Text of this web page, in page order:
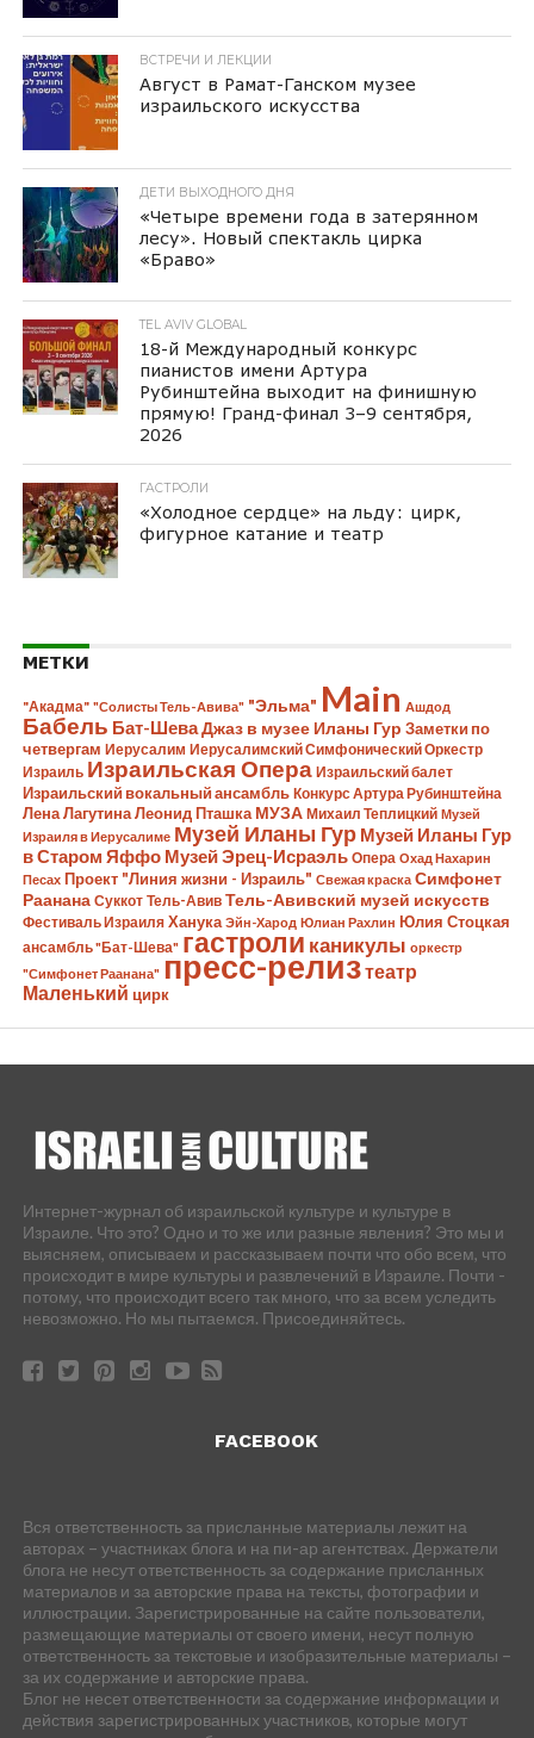
ВСТРЕЧИ И ЛЕКЦИИ
Август в Рамат-Ганском музее
израильского искусства
ДЕТИ ВЫХОДНОГО ДНЯ
«Четыре времени года в затерянном
лесу». Новый спектакль цирка
«Браво»
TEL AVIV GLOBAL
18-й Международный конкурс
пианистов имени Артура
Рубинштейна выходит на финишную
прямую! Гранд-финал 3–9 сентября,
2026
ГАСТРОЛИ
«Холодное сердце» на льду: цирк,
фигурное катание и театр
МЕТКИ
"Акадма" "Солисты Тель-Авива" "Эльма" Main Ашдод
Бабель Бат-ШеваДжаз в музее Иланы Гур Заметки по
четвергам Иерусалим Иерусалимский Симфонический Оркестр
Израиль Израильская Опера Израильский балет
Израильский вокальный ансамбль Конкурс Артура Рубинштейна
Лена Лагутина Леонид Пташка МУЗА Михаил Теплицкий Музей
Израиля в Иерусалиме Музей Иланы Гур Музей Иланы Гур
в Старом Яффо Музей Эрец-Исраэль Опера Охад Нахарин
Песах Проект "Линия жизни - Израиль" Свежая краска Симфонет
Раанана Суккот Тель-Авив Тель-Авивский музей искусств
Фестиваль Израиля Ханука Эйн-Харод Юлиан Рахлин Юлия Стоцкая
ансамбль "Бат-Шева" гастроли каникулы оркестр
"Симфонет Раанана" пресс-релизтеатр
Маленький цирк
Интернет-журнал об израильской культуре и культуре в
Израиле. Что это? Одно и то же или разные явления? Это мы и
выясняем, описываем и рассказываем почти что обо всем, что
происходит в мире культуры и развлечений в Израиле. Почти -
потому, что происходит всего так много, что за всем уследить
невозможно. Но мы пытаемся. Присоединяйтесь.
FACEBOOK
Вся ответственность за присланные материалы лежит на
авторах – участниках блога и на пи-ар агентствах. Держатели
блога не несут ответственность за содержание присланных
материалов и за авторские права на тексты, фотографии и
иллюстрации. Зарегистрированные на сайте пользователи,
размещающие материалы от своего имени, несут полную
ответственность за текстовые и изобразительные материалы –
за их содержание и авторские права.
Блог не несет ответственности за содержание информации и
действия зарегистрированных участников, которые могут